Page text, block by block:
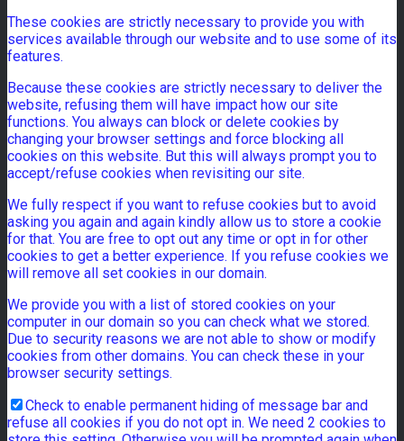
These cookies are strictly necessary to provide you with
services available through our website and to use some of its
features.
Because these cookies are strictly necessary to deliver the
website, refusing them will have impact how our site
functions. You always can block or delete cookies by
changing your browser settings and force blocking all
cookies on this website. But this will always prompt you to
accept/refuse cookies when revisiting our site.
We fully respect if you want to refuse cookies but to avoid
asking you again and again kindly allow us to store a cookie
for that. You are free to opt out any time or opt in for other
cookies to get a better experience. If you refuse cookies we
will remove all set cookies in our domain.
We provide you with a list of stored cookies on your
computer in our domain so you can check what we stored.
Due to security reasons we are not able to show or modify
cookies from other domains. You can check these in your
browser security settings.
Check to enable permanent hiding of message bar and
refuse all cookies if you do not opt in. We need 2 cookies to